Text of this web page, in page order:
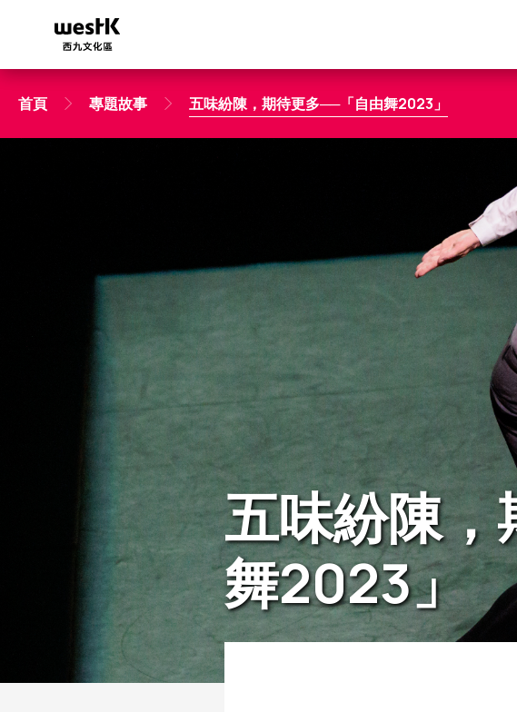
內
首頁 專題故事 五味紛陳，期待更多──「自由舞2023」
五味紛陳
舞2023」